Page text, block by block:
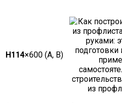
Н114×600 (А, В)